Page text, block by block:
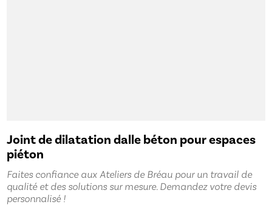
Joint de dilatation dalle béton pour espaces
piéton
Faites confiance aux Ateliers de Bréau pour un travail de
qualité et des solutions sur mesure. Demandez votre devis
personnalisé !